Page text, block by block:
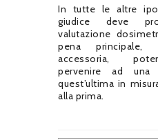
In tutte le altre
giudice deve
valutazione
pena
accessoria,
pervenire ad una
quest’ultima in
alla prima.